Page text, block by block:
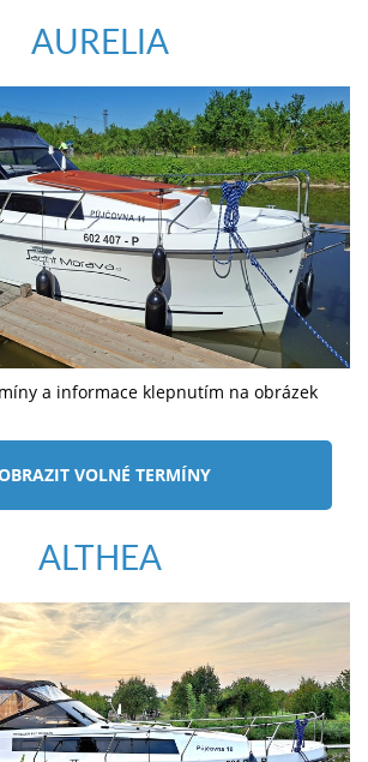
AURELIA
a informace klepnutím na obrázek
VOLNÉ TERMÍNY
ALTHEA